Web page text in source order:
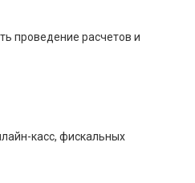
проведение расчетов и
касс, фискальных